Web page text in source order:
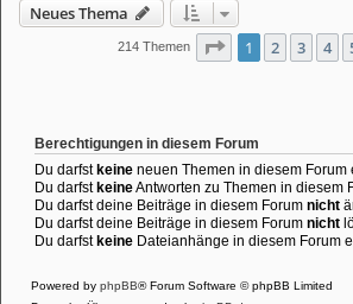
Neues Thema
214 Themen Seite 1von
1 2 3 4
Berechtigungen in diesem Forum
Du darfstkeine neuen Themen in diesem Forum
Du darfstkeineAntworten zu Themen in diesem
Du darfst deine Beiträge in diesem Forum nicht
Du darfst deine Beiträge in diesem Forum nicht
Du darfstkeine Dateianhänge in diesem Forum
Powered by phpBB® Forum Software © phpBB Limited